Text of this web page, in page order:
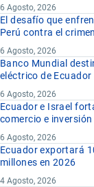
6 Agosto, 2026
El desafío que
Perú contra el
6 Agosto, 2026
Banco Mundial
eléctrico de Ecuador
6 Agosto, 2026
Ecuador e Israel
comercio e inversión
6 Agosto, 2026
Ecuador exportará
millones en 2026
4 Agosto, 2026